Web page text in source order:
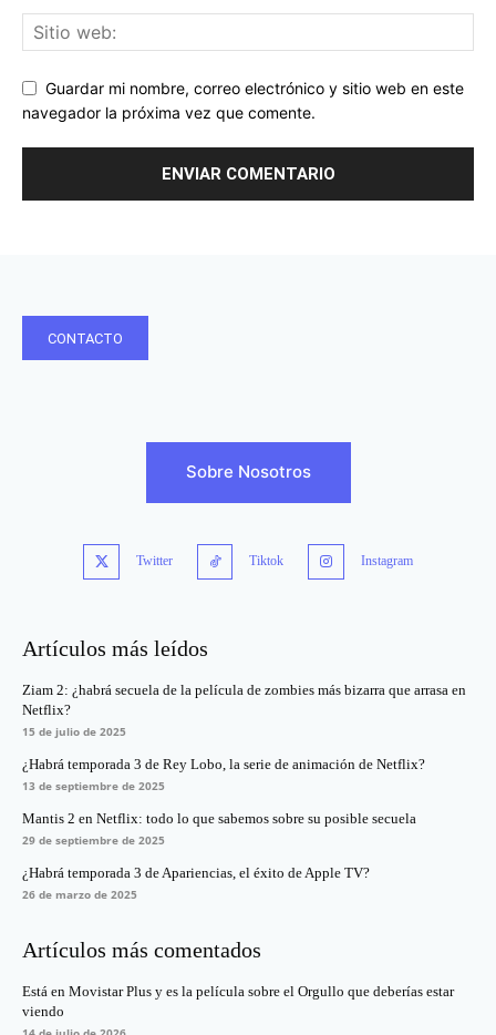
Guardar mi nombre, correo electrónico y sitio web en este
navegador la próxima vez que comente.
CONTACTO
Sobre Nosotros
Twitter Tiktok Instagram
Artículos más leídos
Ziam 2: ¿habrá secuela de la película de zombies más bizarra que arrasa en
Netflix?
15 de julio de 2025
¿Habrá temporada 3 de Rey Lobo, la serie de animación de Netflix?
13 de septiembre de 2025
Mantis 2 en Netflix: todo lo que sabemos sobre su posible secuela
29 de septiembre de 2025
¿Habrá temporada 3 de Apariencias, el éxito de Apple TV?
26 de marzo de 2025
Artículos más comentados
Está en Movistar Plus y es la película sobre el Orgullo que deberías estar
viendo